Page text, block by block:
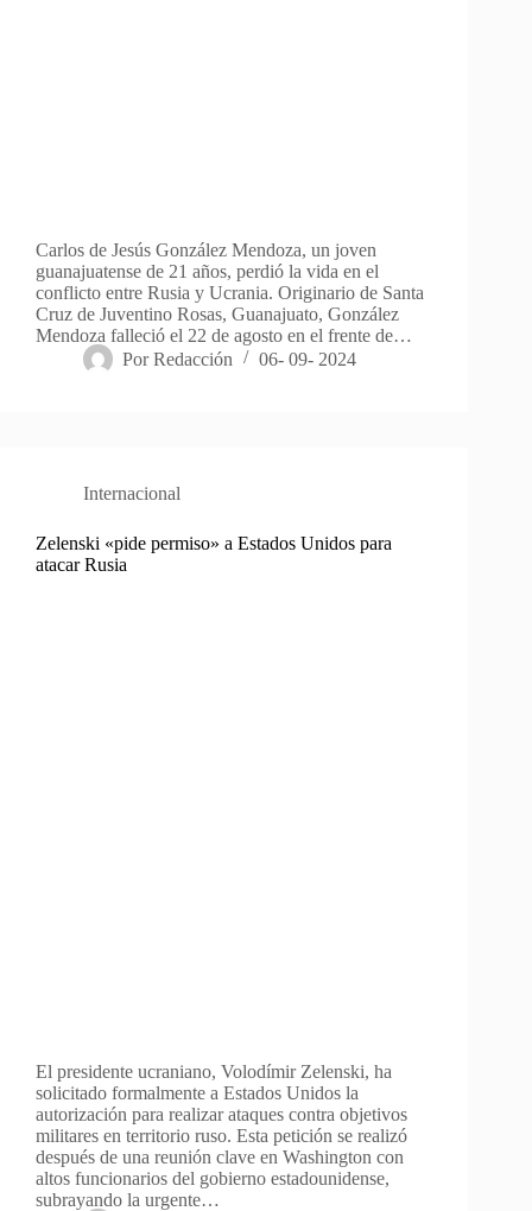
Carlos de Jesús González Mendoza, un joven
guanajuatense de 21 años, perdió la vida en el
conflicto entre Rusia y Ucrania. Originario de Santa
Cruz de Juventino Rosas, Guanajuato, González
Mendoza falleció el 22 de agosto en el frente de…
Por Redacción 06- 09- 2024
Internacional
Zelenski «pide permiso» a Estados Unidos para
atacar Rusia
El presidente ucraniano, Volodímir Zelenski, ha
solicitado formalmente a Estados Unidos la
autorización para realizar ataques contra objetivos
militares en territorio ruso. Esta petición se realizó
después de una reunión clave en Washington con
altos funcionarios del gobierno estadounidense,
subrayando la urgente…